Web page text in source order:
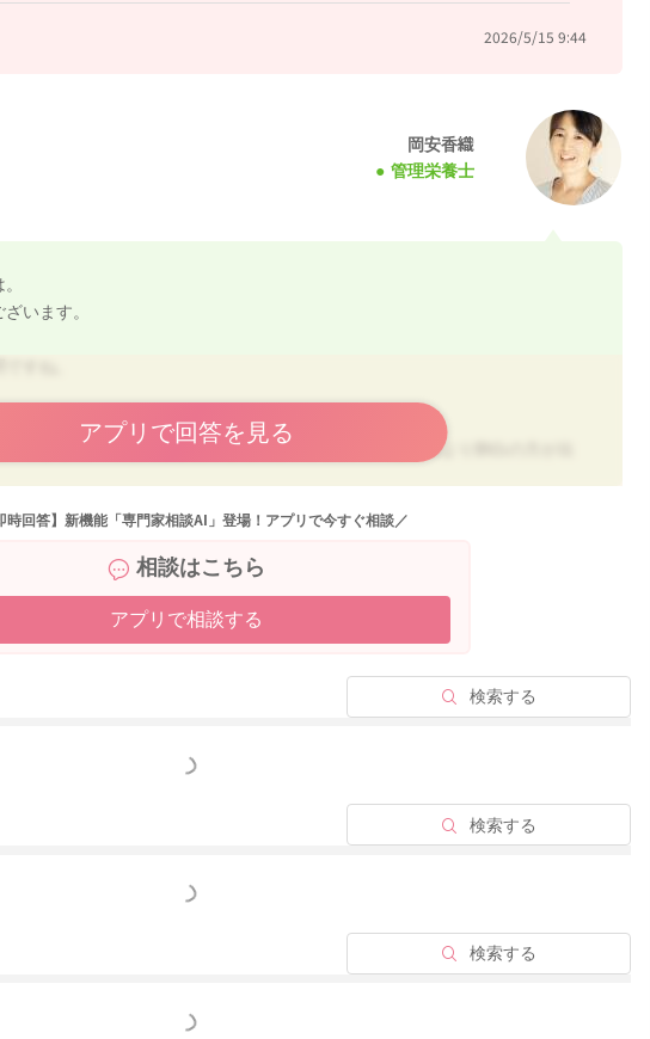
2026/5/15 9:44
岡安香織
管理栄養士
います。
アレルギー反応などはなかったのですね。
子焼きを食べても問題はありませんが、アレルギーは卵黄より卵白の方が出
でしょうし、食べた後の様子をよく見るようにしてあげてくださいね。
アプリで回答を見る
時回答】新機能「専門家相談AI」登場！アプリで今すぐ相談／
相談はこちら
アプリで相談する
検索する
もっと見る
検索する
もっと見る
検索する
もっと見る